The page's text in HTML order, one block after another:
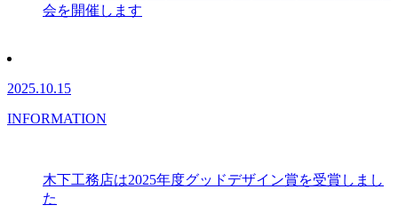
会を開催します
2025.10.15
INFORMATION
木下工務店は2025年度グッドデザイン賞を受賞しまし
た